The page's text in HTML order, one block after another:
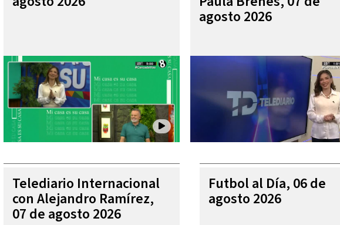
agosto 2026
Telediario Internacional
con Alejandro Ramírez,
07 de agosto 2026
Futbol al Día, 06 de
agosto 2026